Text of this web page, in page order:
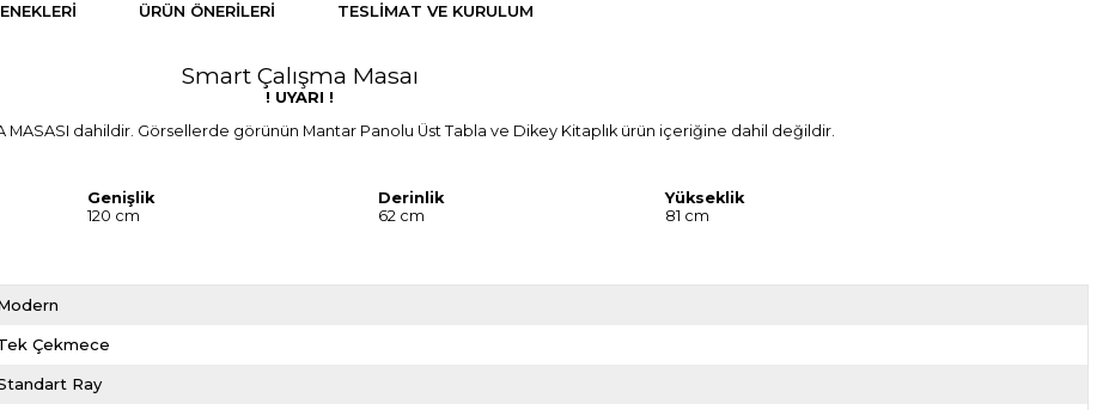
ÜRÜN ÖNERILERI TESLIMAT VE KURULUM
Smart Çalışma Masaı
! UYARI !
MASASI dahildir. Görsellerde görünün Mantar Panolu Üst Tabla ve Dikey Kitaplık ürün içeriğine dahil değildir.
Genişlik Derinlik
Yükseklik
120 cm 62 cm 81 cm
Çekmece
Ray